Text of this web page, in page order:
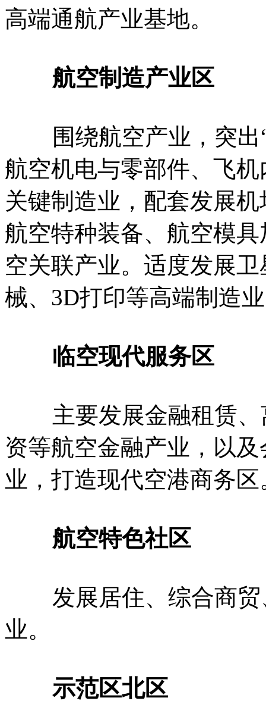
高端通航产业基地。
航空制造产业区
围绕航空产业，突出“
航空机电与零部件、飞
关键制造业，配套发展
航空特种装备、航空模
空关联产业。适度发展
械、3D打印等高端制造
临空现代服务区
主要发展金融租赁、
资等航空金融产业，以
业，打造现代空港商务区
航空特色社区
发展居住、综合商贸
业。
示范区北区